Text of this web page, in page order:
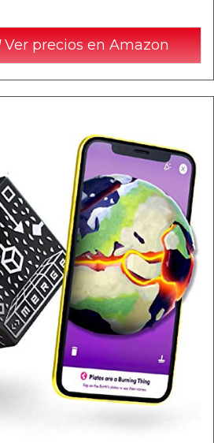
Ver precios en Amazon